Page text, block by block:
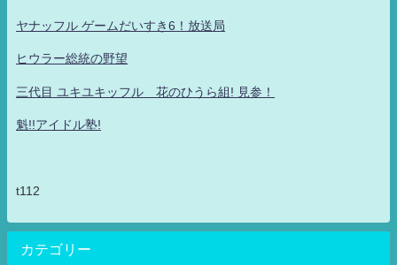
ヤナッフル ゲームだいすき6！放送局
ヒウラー総統の野望
三代目 ユキユキッフル 花のひうら組! 見参！
魁!!アイドル塾!
t112
カテゴリー